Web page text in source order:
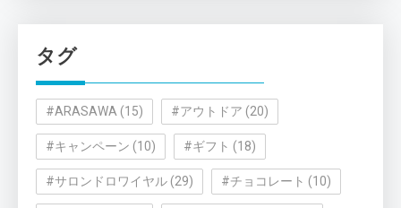
ー
タグ
#ARASAWA (15) #アウトドア (20)
#キャンペーン (10) #ギフト (18)
#サロンドロワイヤル (29) #チョコレート (10)